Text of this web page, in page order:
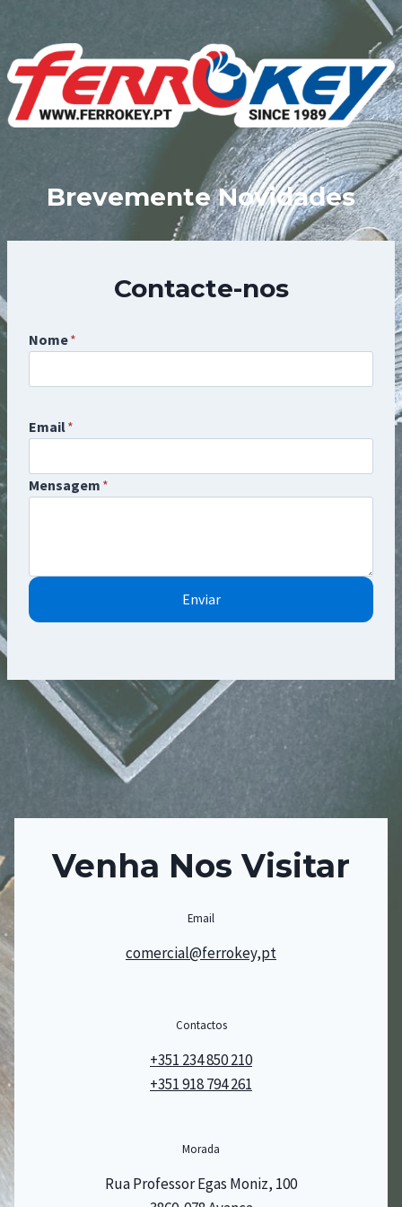
content
Brevemente Novidades
Contacte-nos
Nome*
Email*
Mensagem *
Enviar
Venha Nos Visitar
Email
comercial@ferrokey,pt
Contactos
+351 234 850 210
+351 918 794 261
Morada
Rua Professor Egas Moniz, 100